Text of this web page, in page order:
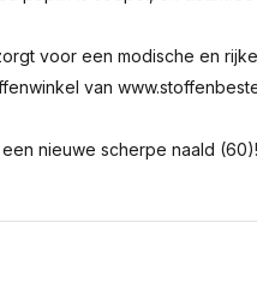
voor een modische en
van
nieuwe scherpe naald (60)!